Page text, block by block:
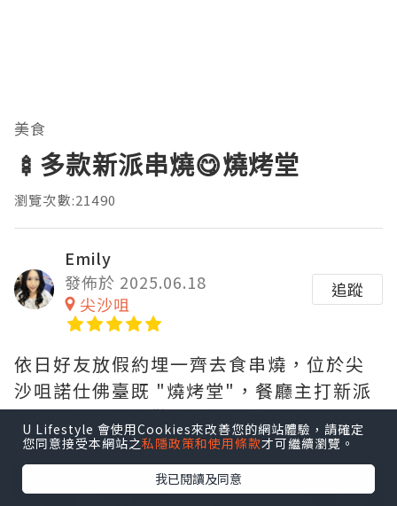
美食
🍢多款新派串燒😋燒烤堂
瀏覽次數:21490
Emily
發佈於 2025.06.18
尖沙咀
追蹤
依日好友放假約埋一齊去食串燒，位於尖
沙咀諾仕佛臺既 "燒烤堂"，餐廳主打新派
串燒，我哋一於歡聚暢飲一番啦👏🏻
U Lifestyle 會使用Cookies來改善您的網站體驗，請確定
您同意接受本網站之私隱政策和使用條款才可繼續瀏覽。
我已閱讀及同意